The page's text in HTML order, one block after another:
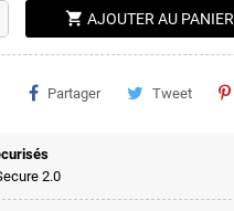
shopping_cart AJOUTER AU PANIER
Partager Tweet
2.0